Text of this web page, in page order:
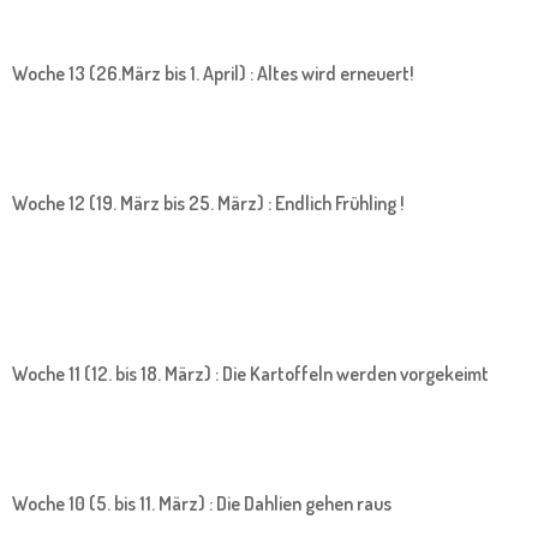
Woche 13 (26.März bis 1. April) : Altes wird erneuert!
Woche 12 (19. März bis 25. März) : Endlich Frühling !
Woche 11 (12. bis 18. März) : Die Kartoffeln werden vorgekeimt
Woche 10 (5. bis 11. März) : Die Dahlien gehen raus